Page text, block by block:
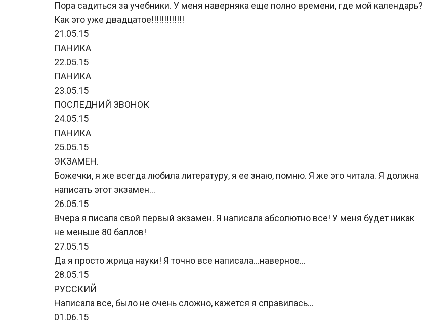
Пора садиться за учебники. У меня наверняка еще полно времени, где мой календарь?
Как это уже двадцатое!!!!!!!!!!!!!
21.05.15
ПАНИКА
22.05.15
ПАНИКА
23.05.15
ПОСЛЕДНИЙ ЗВОНОК
24.05.15
ПАНИКА
25.05.15
ЭКЗАМЕН.
Божечки, я же всегда любила литературу, я ее знаю, помню. Я же это читала. Я должна
написать этот экзамен…
26.05.15
Вчера я писала свой первый экзамен. Я написала абсолютно все! У меня будет никак
не меньше 80 баллов!
27.05.15
Да я просто жрица науки! Я точно все написала…наверное…
28.05.15
РУССКИЙ
Написала все, было не очень сложно, кажется я справилась…
01.06.15